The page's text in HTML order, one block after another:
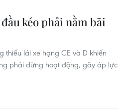
kéo phải nằm bãi
thiếu lái xe hạng CE và D khiến
phải dừng hoạt động, gây áp lực